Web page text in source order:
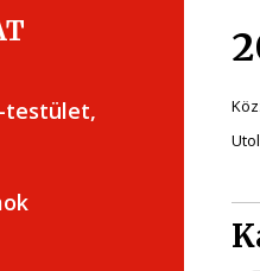
testület,